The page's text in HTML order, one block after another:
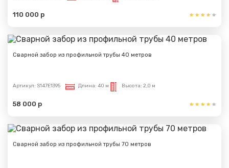
110 000 р
Сварной забор из профильной трубы 40 метров
Артикул: S147E1395 Длина: 40 м Высота: 2,0 м
58 000 р
Сварной забор из профильной трубы 70 метров